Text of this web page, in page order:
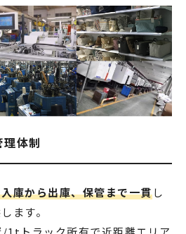
体制
庫から出庫、保管まで一貫し
ます。